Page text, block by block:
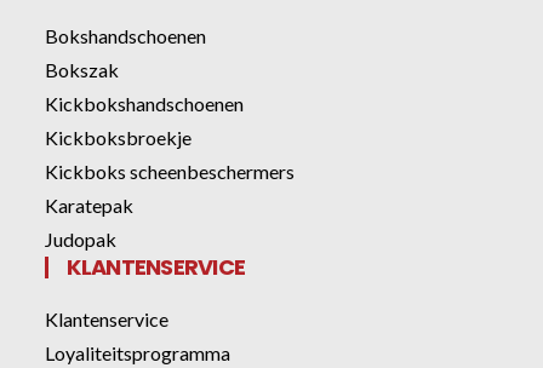
Bokshandschoenen
Bokszak
Kickbokshandschoenen
Kickboksbroekje
Kickboks scheenbeschermers
Karatepak
Judopak
KLANTENSERVICE
Klantenservice
Loyaliteitsprogramma